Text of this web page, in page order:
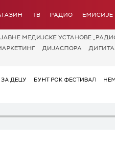
ТВ РАДИО ЕМИСИЈЕ
МЕДИЈСКЕ УСТАНОВЕ
ДИЈАСПОРА
ДЕЦУ БУНТ РОК ФЕСТИВАЛ